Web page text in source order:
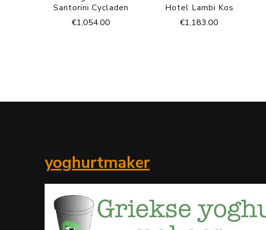
Santorini Cycladen
€1,054.00
Hotel Lambi Kos
€1,183.00
yoghurtmaker